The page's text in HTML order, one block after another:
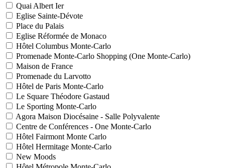
Quai Albert Ier
Eglise Sainte-Dévote
Place du Palais
Eglise Réformée de Monaco
Hôtel Columbus Monte-Carlo
Promenade Monte-Carlo Shopping (One Monte-Carlo)
Maison de France
Promenade du Larvotto
Hôtel de Paris Monte-Carlo
Le Square Théodore Gastaud
Le Sporting Monte-Carlo
Agora Maison Diocésaine - Salle Polyvalente
Centre de Conférences - One Monte-Carlo
Hôtel Fairmont Monte Carlo
Hôtel Hermitage Monte-Carlo
New Moods